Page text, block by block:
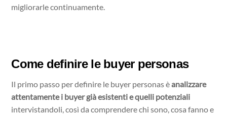
migliorarle continuamente.
Come definire le buyer personas
Il primo passo per definire le buyer personas èanalizzare
attentamente i buyer già esistenti e quelli potenziali
intervistandoli, così da comprendere chi sono, cosa fanno e